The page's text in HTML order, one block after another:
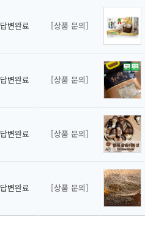
답변완료 [상품 문의]
답변완료 [상품 문의]
답변완료 [상품 문의]
답변완료 [상품 문의]